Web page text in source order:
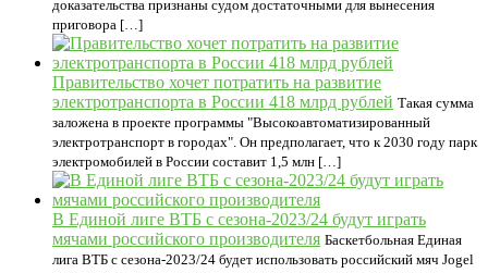
доказательства признаны судом достаточными для вынесения
приговора […]
Правительство хочет потратить на развитие
электротранспорта в России 418 млрд рублей Такая сумма
заложена в проекте программы "Высокоавтоматизированный
электротранспорт в городах". Он предполагает, что к 2030 году парк
электромобилей в России составит 1,5 млн […]
В Единой лиге ВТБ с сезона-2023/24 будут играть
мячами российского производителя Баскетбольная Единая
лига ВТБ с сезона-2023/24 будет использовать российский мяч Jogel